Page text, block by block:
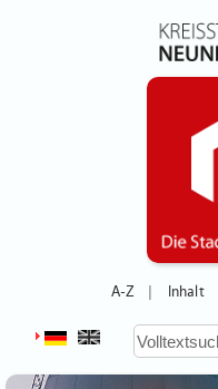
A-Z Inhalt